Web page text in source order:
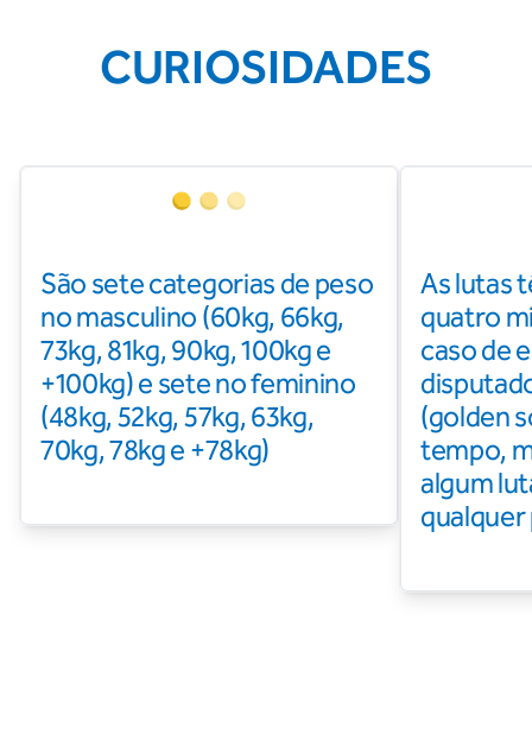
CURIOSIDADES
São sete categorias de peso
no masculino (60kg, 66kg,
73kg, 81kg, 90kg, 100kg e
+100kg) e sete no feminino
(48kg, 52kg, 57kg, 63kg,
70kg, 78kg e +78kg)
As lutas
quatro
caso de
(golden
tempo,
algum